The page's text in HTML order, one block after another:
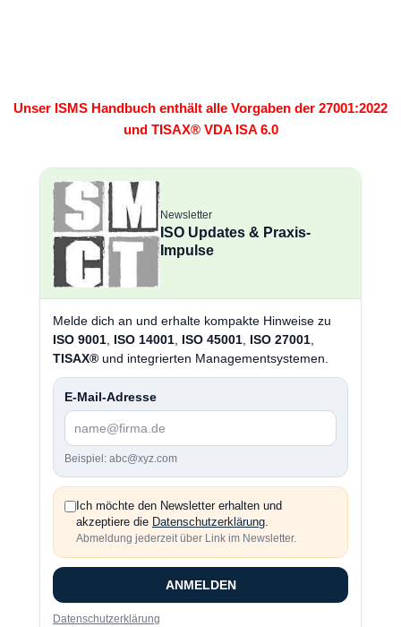
Unser ISMS Handbuch enthält alle Vorgaben der 27001:2022
und TISAX® VDA ISA 6.0
Newsletter
ISO Updates & Praxis-
Impulse
Melde dich an und erhalte kompakte Hinweise zu
ISO 9001 ISO 14001 ISO 45001 ISO 27001
TISAX® und integrierten Managementsystemen.
E-Mail-Adresse
Beispiel: abc@xyz.com
Ich möchte den Newsletter erhalten und
akzeptiere die Datenschutzerklärung
Abmeldung jederzeit über Link im Newsletter.
ANMELDEN
Datenschutzerklärung